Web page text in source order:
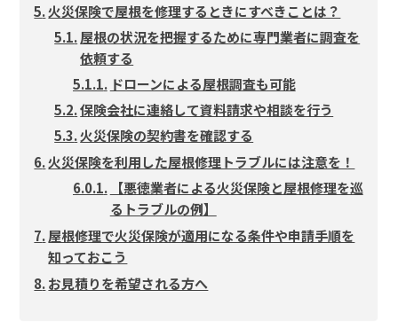
火災保険で屋根を修理するときにすべきことは？
屋根の状況を把握するために専門業者に調査を
依頼する
ドローンによる屋根調査も可能
保険会社に連絡して資料請求や相談を行う
火災保険の契約書を確認する
火災保険を利用した屋根修理トラブルには注意を！
【悪徳業者による火災保険と屋根修理を巡
るトラブルの例】
屋根修理で火災保険が適用になる条件や申請手順を
知っておこう
お見積りを希望される方へ